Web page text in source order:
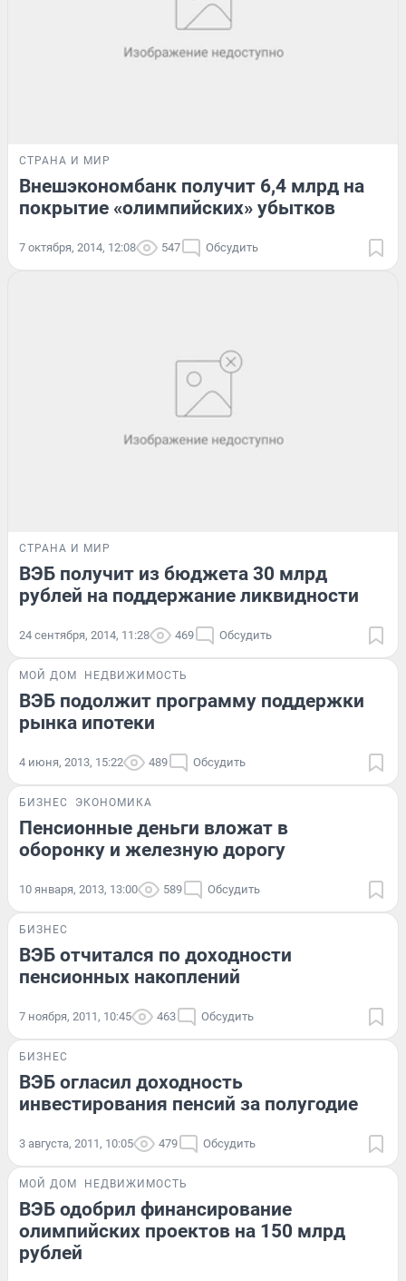
СТРАНА И МИР
Внешэкономбанк получит 6,4 млрд на
покрытие «олимпийских» убытков
7 октября, 2014, 12:08 547 Обсудить
СТРАНА И МИР
ВЭБ получит из бюджета 30 млрд
рублей на поддержание ликвидности
24 сентября, 2014, 11:28 469 Обсудить
МОЙ ДОМ НЕДВИЖИМОСТЬ
ВЭБ подолжит программу поддержки
рынка ипотеки
4 июня, 2013, 15:22 489 Обсудить
БИЗНЕС ЭКОНОМИКА
Пенсионные деньги вложат в
оборонку и железную дорогу
10 января, 2013, 13:00 589 Обсудить
БИЗНЕС
ВЭБ отчитался по доходности
пенсионных накоплений
7 ноября, 2011, 10:45 463 Обсудить
БИЗНЕС
ВЭБ огласил доходность
инвестирования пенсий за полугодие
3 августа, 2011, 10:05 479 Обсудить
МОЙ ДОМ НЕДВИЖИМОСТЬ
ВЭБ одобрил финансирование
олимпийских проектов на 150 млрд
рублей